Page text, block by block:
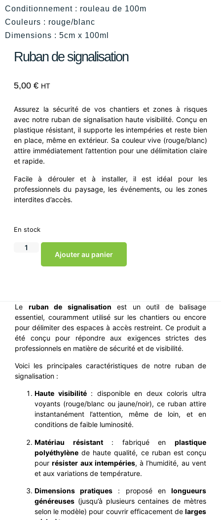
Conditionnement : rouleau de 100m
Couleurs : rouge/blanc
Dimensions : 5cm x 100ml
Ruban de signalisation
5,00 € HT
Assurez la sécurité de vos chantiers et zones à risques
avec notre ruban de signalisation haute visibilité. Conçu en
plastique résistant, il supporte les intempéries et reste bien
en place, même en extérieur. Sa couleur vive (rouge/blanc)
attire immédiatement l’attention pour une délimitation claire
et rapide.
Facile à dérouler et à installer, il est idéal pour les
professionnels du paysage, les événements, ou les zones
interdites d’accès.
En stock
Ajouter au panier
Le ruban de signalisation est un outil de balisage
essentiel, couramment utilisé sur les chantiers ou encore
pour délimiter des espaces à accès restreint. Ce produit a
été conçu pour répondre aux exigences strictes des
professionnels en matière de sécurité et de visibilité.
Voici les principales caractéristiques de notre ruban de
signalisation :
Haute visibilité: disponible en deux coloris ultra
voyants (rouge/blanc ou jaune/noir), ce ruban attire
instantanément l’attention, même de loin, et en
conditions de faible luminosité.
Matériau résistant: fabriqué enplastique
polyéthylène de haute qualité, ce ruban est conçu
pourrésister aux intempéries, à l’humidité, au vent
et aux variations de température.
Dimensions pratiques : proposé enlongueurs
généreuses (jusqu’à plusieurs centaines de mètres
selon le modèle) pour couvrir efficacement de larges